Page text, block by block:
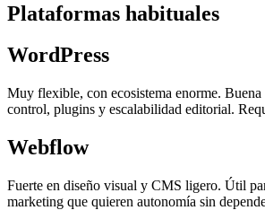
Plataformas habituales
WordPress
Muy flexible, con ecosistema enorme. Buena
control, plugins y escalabilidad editorial.
Webflow
Fuerte en diseño visual y CMS ligero. Útil
marketing que quieren autonomía sin